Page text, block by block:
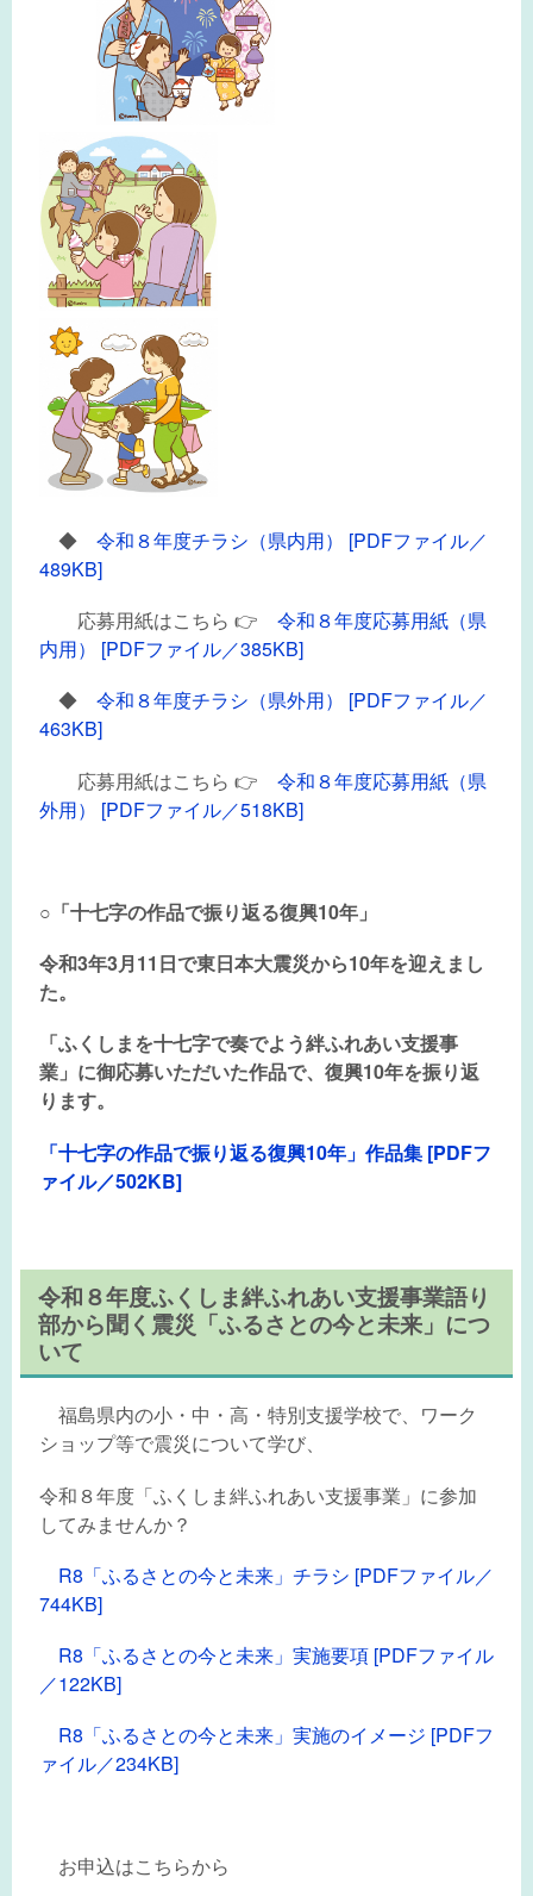
◆ 令和８年度チラシ（県内用） [PDFファイル／
489KB]
応募用紙はこちら 👉 令和８年度応募用紙（県
内用） [PDFファイル／385KB]
◆ 令和８年度チラシ（県外用） [PDFファイル／
463KB]
応募用紙はこちら 👉 令和８年度応募用紙（県
外用） [PDFファイル／518KB]
○「十七字の作品で振り返る復興10年」
令和3年3月11日で東日本大震災から10年を迎えまし
た。
「ふくしまを十七字で奏でよう絆ふれあい支援事
業」に御応募いただいた作品で、復興10年を振り返
ります。
「十七字の作品で振り返る復興10年」作品集 [PDFフ
ァイル／502KB]
令和８年度ふくしま絆ふれあい支援事業語り
部から聞く震災「ふるさとの今と未来」につ
いて
福島県内の小・中・高・特別支援学校で、ワーク
ショップ等で震災について学び、
令和８年度「ふくしま絆ふれあい支援事業」に参加
してみませんか？
R8「ふるさとの今と未来」チラシ [PDFファイル／
744KB]
R8「ふるさとの今と未来」実施要項 [PDFファイル
／122KB]
R8「ふるさとの今と未来」実施のイメージ [PDFフ
ァイル／234KB]
お申込はこちらから